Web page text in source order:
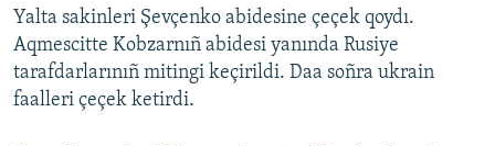
Yalta sakinleri Şevçenko abidesine çeçek qoydı.
Aqmescitte Kobzarnıñ abidesi yanında Rusiye
tarafdarlarınıñ mitingi keçirildi. Daa soñra ukrain
faalleri çeçek ketirdi.